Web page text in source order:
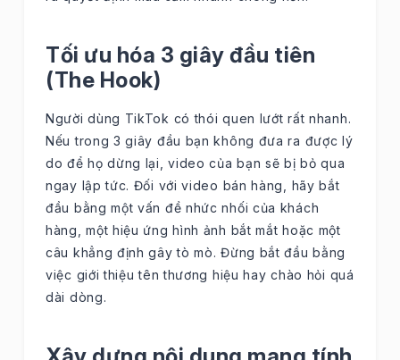
Tối ưu hóa 3 giây đầu tiên
(The Hook)
Người dùng TikTok có thói quen lướt rất nhanh.
Nếu trong 3 giây đầu bạn không đưa ra được lý
do để họ dừng lại, video của bạn sẽ bị bỏ qua
ngay lập tức. Đối với video bán hàng, hãy bắt
đầu bằng một vấn đề nhức nhối của khách
hàng, một hiệu ứng hình ảnh bắt mắt hoặc một
câu khẳng định gây tò mò. Đừng bắt đầu bằng
việc giới thiệu tên thương hiệu hay chào hỏi quá
dài dòng.